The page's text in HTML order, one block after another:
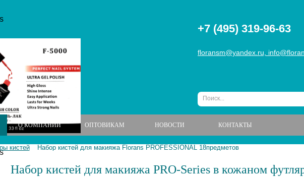
+7 (495) 319-96-63
floransm@yandex.ru,
О КОМПАНИИ ОПТОВИКАМ НОВОСТИ КОНТАКТЫ
кистей Набор кистей для макияжа Florans PROFESSIONAL 18предметов
Набор кистей для макияжа PRO-Series в кожаном